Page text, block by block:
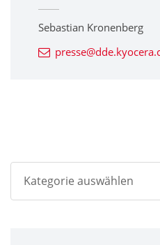
Sebastian Kronenberg
Kategorie auswählen